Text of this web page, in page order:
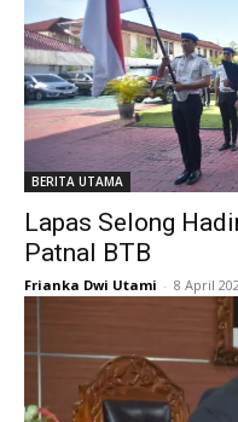
BERITA UTAMA
Lapas Selong
Patnal BTB
Frianka Dwi Utami - 8 April